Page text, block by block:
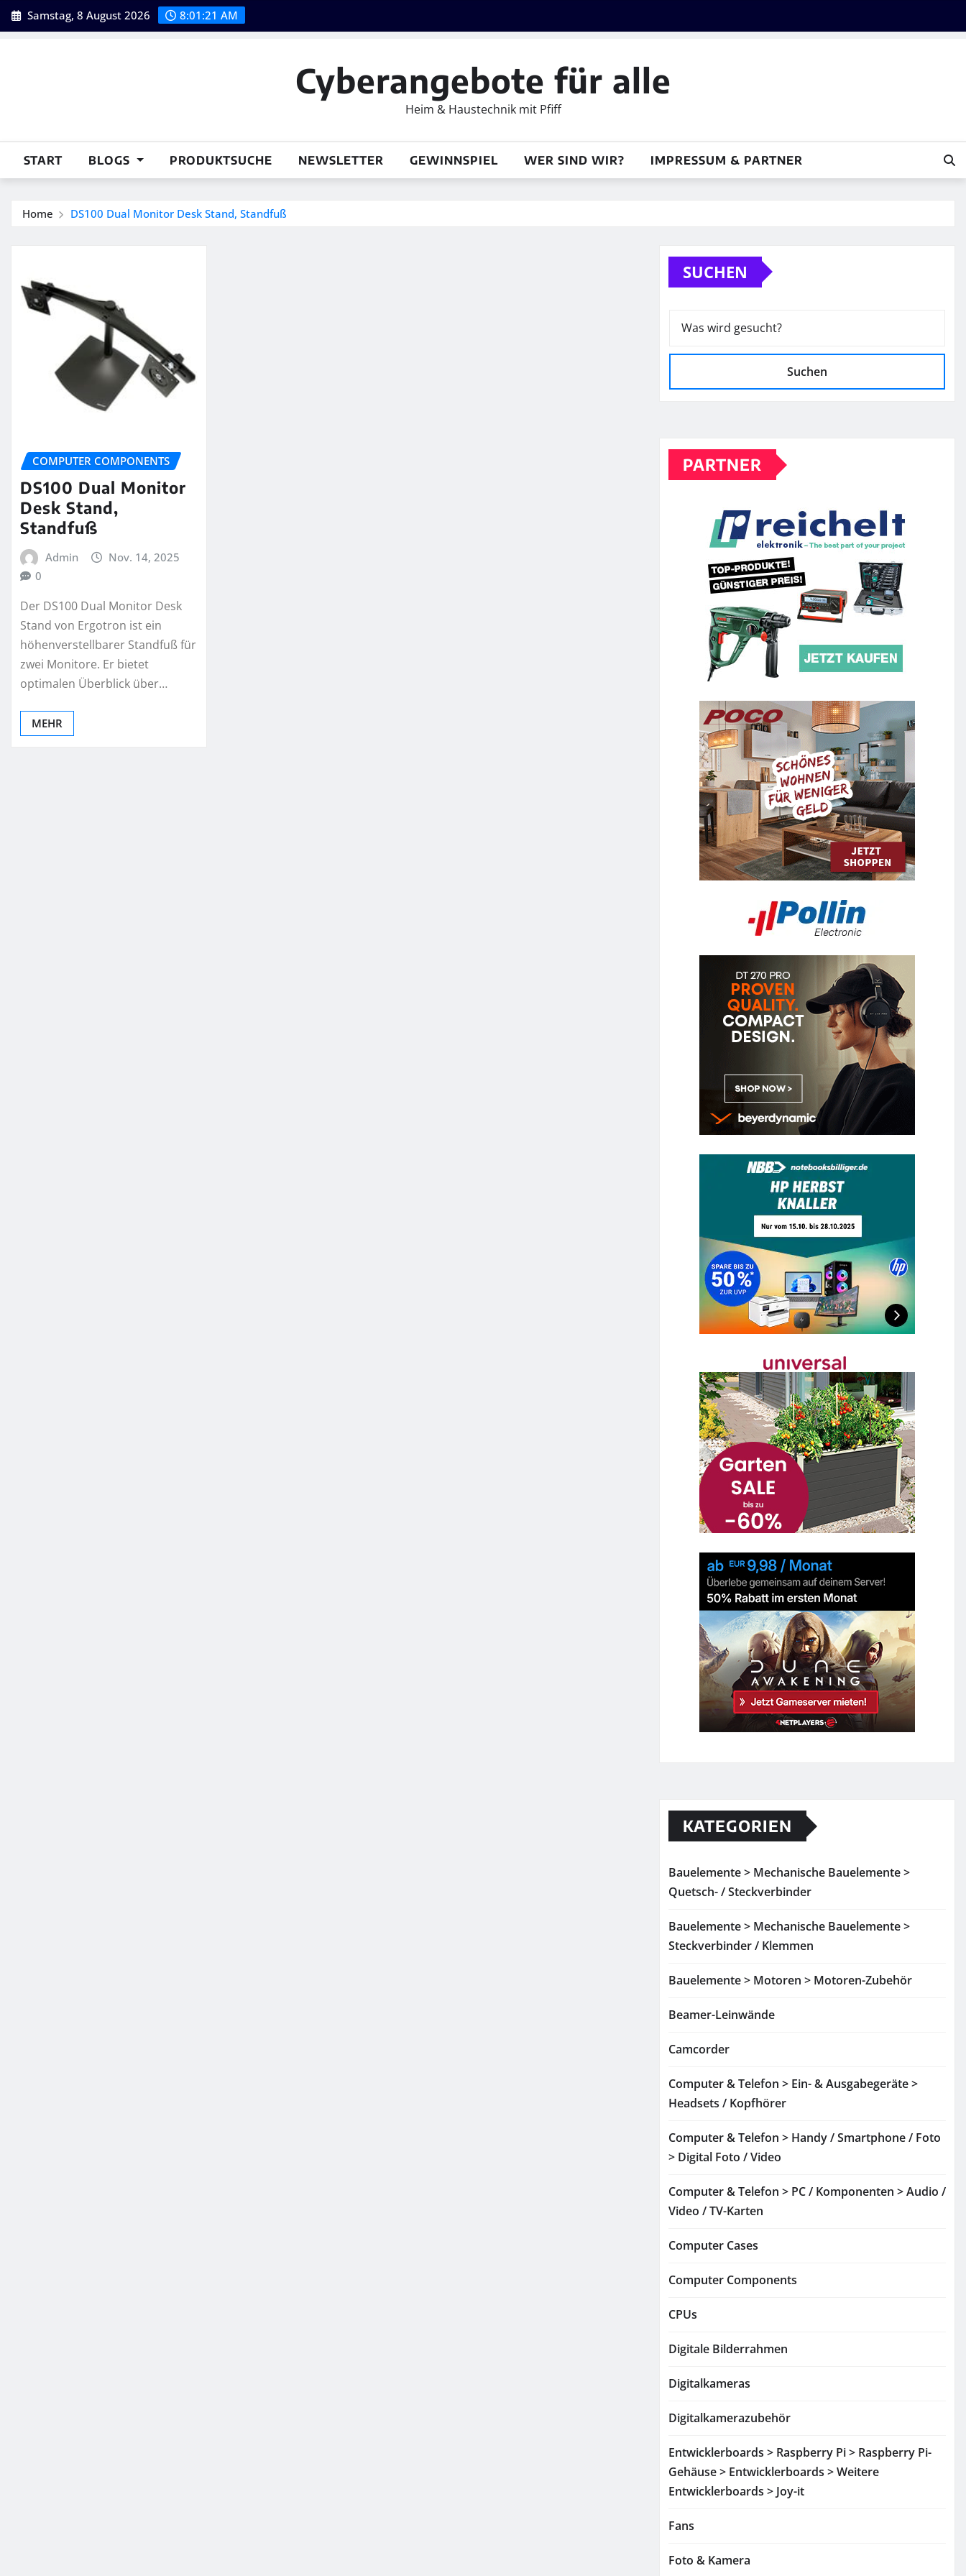
Skip
to
Samstag, 8 August 2026 8:01:22 AM
Cyberangebote für alle
Heim & Haustechnik mit Pfiff
START BLOGS PRODUKTSUCHE NEWSLETTER GEWINNSPIEL WER SIND WIR? IMPRESSUM & PARTNER
Home DS100 Dual Monitor Desk Stand, Standfuß
COMPUTER COMPONENTS
DS100 Dual Monitor
Desk Stand,
Standfuß
Admin
Nov. 14, 2025
0
Der DS100 Dual Monitor Desk
Stand von Ergotron ist ein
höhenverstellbarer Standfuß für
zwei Monitore. Er bietet
optimalen Überblick über…
MEHR
SUCHEN
Suchen
PARTNER
KATEGORIEN
Bauelemente > Mechanische Bauelemente >
Quetsch- / Steckverbinder
Bauelemente > Mechanische Bauelemente >
Steckverbinder / Klemmen
Bauelemente > Motoren > Motoren-Zubehör
Beamer-Leinwände
Camcorder
Computer & Telefon > Ein- & Ausgabegeräte >
Headsets / Kopfhörer
Computer & Telefon > Handy / Smartphone / Foto
> Digital Foto / Video
Computer & Telefon > PC / Komponenten > Audio /
Video / TV-Karten
Computer Cases
Computer Components
CPUs
Digitale Bilderrahmen
Digitalkameras
Digitalkamerazubehör
Entwicklerboards > Raspberry Pi > Raspberry Pi-
Gehäuse > Entwicklerboards > Weitere
Entwicklerboards > Joy-it
Fans
Foto & Kamera